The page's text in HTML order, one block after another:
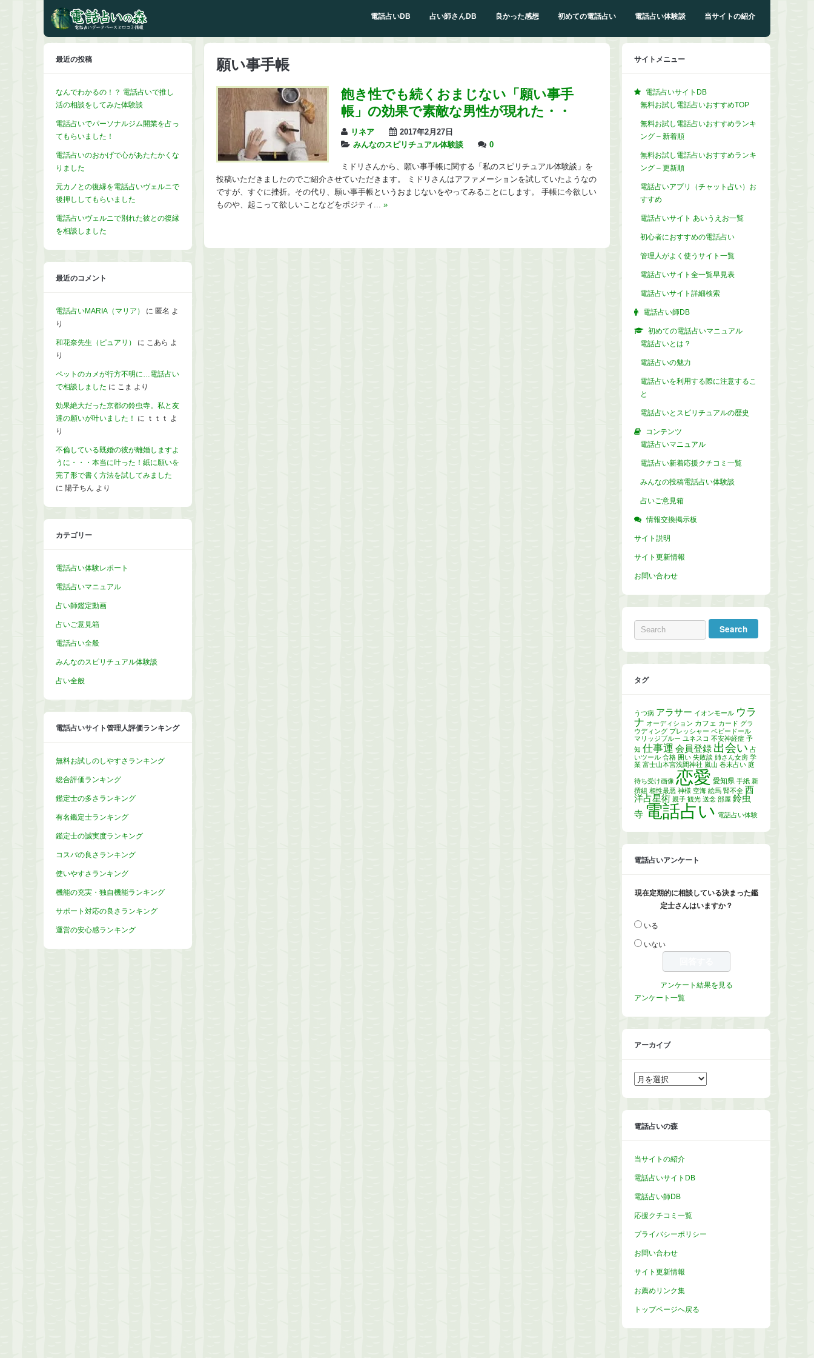
電話占いDB 占い師さんDB 良かった感想 初めての電話占い 電話占い体験談 当サイトの紹介
願い事手帳
飽き性でも続くおまじない「願い事手
帳」の効果で素敵な男性が現れた・・
リネア
2017年2月27日
みんなのスピリチュアル体験談
0
ミドリさんから、願い事手帳に関する「私のスピリチュアル体験談」を
投稿いただきましたのでご紹介させていただきます。 ミドリさんはアファメーションを試していたようなの
ですが、すぐに挫折。その代り、願い事手帳というおまじないをやってみることにします。 手帳に今欲しい
ものや、起こって欲しいことなどをポジティ... »
最近の投稿
なんでわかるの！？ 電話占いで推し
活の相談をしてみた体験談
電話占いでパーソナルジム開業を占っ
てもらいました！
電話占いのおかげで心があたたかくな
りました
元カノとの復縁を電話占いヴェルニで
後押ししてもらいました
電話占いヴェルニで別れた彼との復縁
を相談しました
最近のコメント
電話占いMARIA（マリア） に 匿名 よ
り
和花奈先生（ピュアリ） に こあら よ
り
ペットのカメが行方不明に…電話占い
で相談しました に こま より
効果絶大だった京都の鈴虫寺。私と友
達の願いが叶いました！
に ｔｔｔ よ
り
不倫している既婚の彼が離婚しますよ
うに・・・本当に叶った！紙に願いを
完了形で書く方法を試してみました
に 陽子ちん より
カテゴリー
電話占い体験レポート
電話占いマニュアル
占い師鑑定動画
占いご意見箱
電話占い全般
みんなのスピリチュアル体験談
占い全般
電話占いサイト管理人評価ランキング
無料お試しのしやすさランキング
総合評価ランキング
鑑定士の多さランキング
有名鑑定士ランキング
鑑定士の誠実度ランキング
コスパの良さランキング
使いやすさランキング
機能の充実・独自機能ランキング
サポート対応の良さランキング
運営の安心感ランキング
サイトメニュー
電話占いサイトDB
無料お試し電話占いおすすめTOP
無料お試し電話占いおすすめランキ
ング – 新着順
無料お試し電話占いおすすめランキ
ング – 更新順
電話占いアプリ（チャット占い）お
すすめ
電話占いサイト あいうえお一覧
初心者におすすめの電話占い
管理人がよく使うサイト一覧
電話占いサイト全一覧早見表
電話占いサイト詳細検索
電話占い師DB
初めての電話占いマニュアル
電話占いとは？
電話占いの魅力
電話占いを利用する際に注意するこ
と
電話占いとスピリチュアルの歴史
コンテンツ
電話占いマニュアル
電話占い新着応援クチコミ一覧
みんなの投稿電話占い体験談
占いご意見箱
情報交換掲示板
サイト説明
サイト更新情報
お問い合わせ
タグ
うつ病 アラサー イオンモール ウラ
ナ オーディション カフェ カード グラ
ウディング プレッシャー ベビードール
マリッジブルー ユネスコ 不安神経症 予
知 仕事運 会員登録 出会い 占
いツール 合格 囲い 失敗談 姉さん女房 学
業 富士山本宮浅間神社 嵐山 巻末占い 庭
待ち受け画像 恋愛 愛知県 手紙 新
撰組 相性最悪 神様 空海 絵馬 腎不全 西
洋占星術 親子 観光 送念 部屋 鈴虫
寺 電話占い 電話占い体験
電話占いアンケート
現在定期的に相談している決まった鑑
定士さんはいますか？
いる
いない
アンケート結果を見る
アンケート一覧
アーカイブ
ア
ー
イ
電話占いの森
当サイトの紹介
電話占いサイトDB
電話占い師DB
応援クチコミ一覧
プライバシーポリシー
お問い合わせ
サイト更新情報
お薦めリンク集
トップページへ戻る